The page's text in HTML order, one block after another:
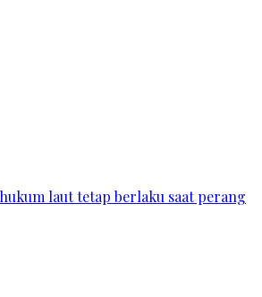
laut tetap berlaku saat perang